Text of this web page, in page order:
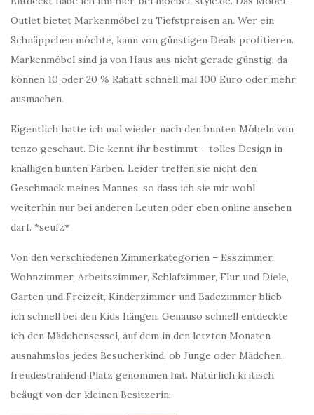
Outlet bietet Markenmöbel zu Tiefstpreisen an. Wer ein
Schnäppchen möchte, kann von günstigen Deals profitieren.
Markenmöbel sind ja von Haus aus nicht gerade günstig, da
können 10 oder 20 % Rabatt schnell mal 100 Euro oder mehr
ausmachen.
Eigentlich hatte ich mal wieder nach den bunten Möbeln von
tenzo geschaut. Die kennt ihr bestimmt – tolles Design in
knalligen bunten Farben. Leider treffen sie nicht den
Geschmack meines Mannes, so dass ich sie mir wohl
weiterhin nur bei anderen Leuten oder eben online ansehen
darf. *seufz*
Von den verschiedenen Zimmerkategorien – Esszimmer,
Wohnzimmer, Arbeitszimmer, Schlafzimmer, Flur und Diele,
Garten und Freizeit, Kinderzimmer und Badezimmer blieb
ich schnell bei den Kids hängen. Genauso schnell entdeckte
ich den Mädchensessel, auf dem in den letzten Monaten
ausnahmslos jedes Besucherkind, ob Junge oder Mädchen,
freudestrahlend Platz genommen hat. Natürlich kritisch
beäugt von der kleinen Besitzerin: